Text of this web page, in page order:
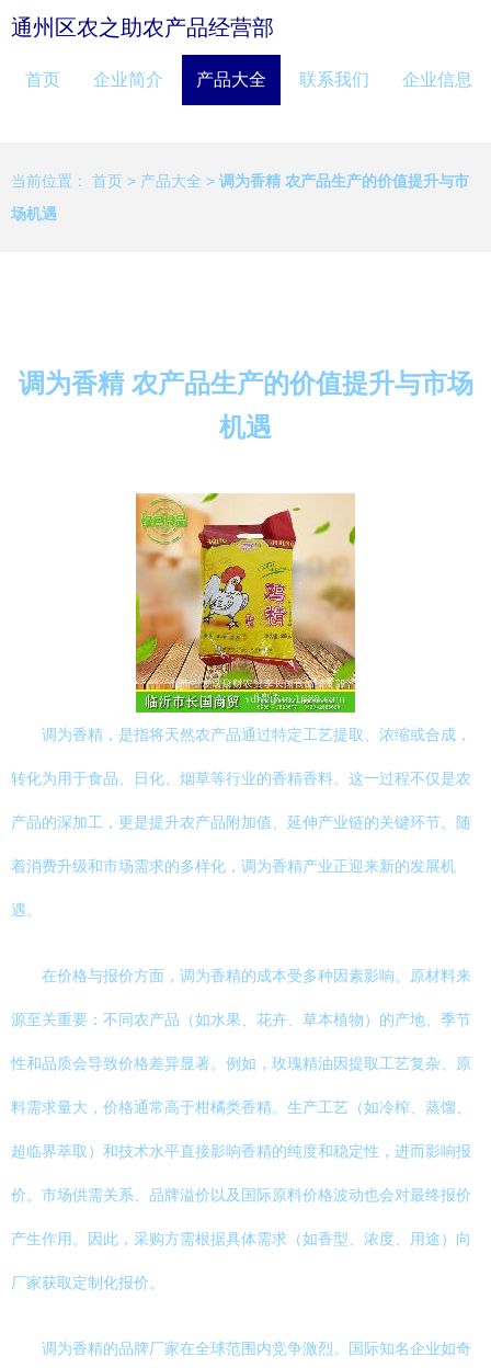
通州区农之助农产品经营部
首页 企业简介 产品大全 联系我们 企业信息
当前位置： 首页 > 产品大全 > 调为香精 农产品生产的价值提升与市
场机遇
调为香精 农产品生产的价值提升与市场
机遇
调为香精，是指将天然农产品通过特定工艺提取、浓缩或合成，
转化为用于食品、日化、烟草等行业的香精香料。这一过程不仅是农
产品的深加工，更是提升农产品附加值、延伸产业链的关键环节。随
着消费升级和市场需求的多样化，调为香精产业正迎来新的发展机
遇。
在价格与报价方面，调为香精的成本受多种因素影响。原材料来
源至关重要：不同农产品（如水果、花卉、草本植物）的产地、季节
性和品质会导致价格差异显著。例如，玫瑰精油因提取工艺复杂、原
料需求量大，价格通常高于柑橘类香精。生产工艺（如冷榨、蒸馏、
超临界萃取）和技术水平直接影响香精的纯度和稳定性，进而影响报
价。市场供需关系、品牌溢价以及国际原料价格波动也会对最终报价
产生作用。因此，采购方需根据具体需求（如香型、浓度、用途）向
厂家获取定制化报价。
调为香精的品牌厂家在全球范围内竞争激烈。国际知名企业如奇